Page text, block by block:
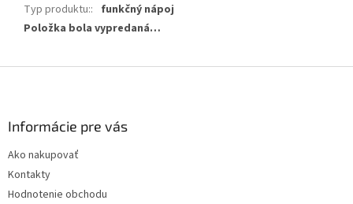
Typ produktu:: funkčný nápoj
Položka bola vypredaná…
Informácie pre vás
Ako nakupovať
Kontakty
Hodnotenie obchodu